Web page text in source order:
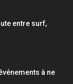
entre surf,
à ne